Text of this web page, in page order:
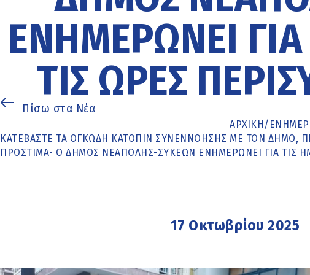
ΕΝΗΜΕΡΏΝΕΙ
ΤΙΣ ΏΡΕΣ
Πίσω στα Νέα
ΑΡΧΙΚΉ/
ΚΑΤΕΒΆΣΤΕ ΤΑ ΟΓΚΏΔΗ ΚΑΤΌΠΙΝ ΣΥΝΕΝΝΌΗΣΗΣ ΜΕ ΤΟΝ ΔΉΜΟ,
ΠΡΌΣΤΙΜΑ- Ο ΔΉΜΟΣ ΝΕΆΠΟΛΗΣ-ΣΥΚΕΏΝ ΕΝΗΜΕΡΏΝΕΙ ΓΙΑ ΤΙΣ
17 Οκτωβρίου 2025